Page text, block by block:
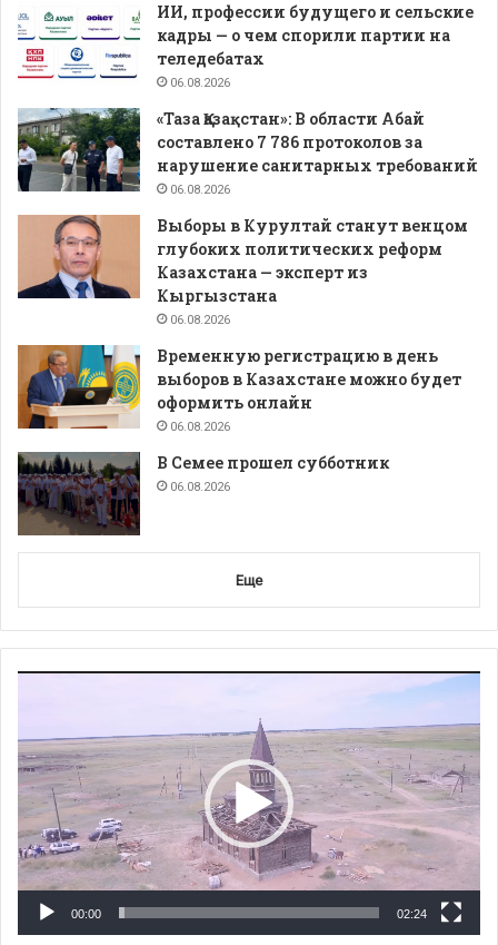
ИИ, профессии будущего и сельские
кадры — о чем спорили партии на
теледебатах
06.08.2026
«Таза Қазақстан»: В области Абай
составлено 7 786 протоколов за
нарушение санитарных требований
06.08.2026
Выборы в Курултай станут венцом
глубоких политических реформ
Казахстана — эксперт из
Кыргызстана
06.08.2026
Временную регистрацию в день
выборов в Казахстане можно будет
оформить онлайн
06.08.2026
В Семее прошел субботник
06.08.2026
Еще
00:00 02:24